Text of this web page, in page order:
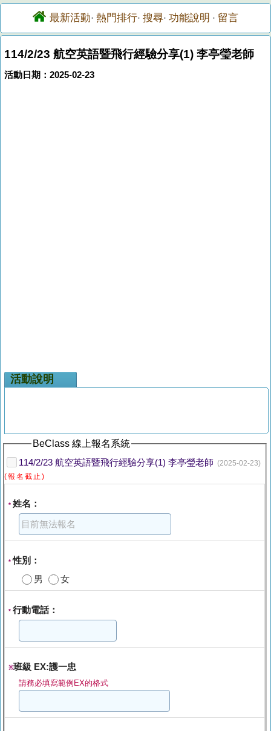
最新活動· 熱門排行· 搜尋· 功能說明 · 留言
114/2/23 航空英語暨飛行經驗分享(1) 李亭瑩老師
活動日期：2025-02-23
活動說明
BeClass 線上報名系統
114/2/23 航空英語暨飛行經驗分享(1) 李亭瑩老師 (2025-02-23)
(報名截止)
* 姓名：
*性別：
男
女
* 行動電話：
※ 班級 EX:護一忠
請務必填寫範例EX的格式